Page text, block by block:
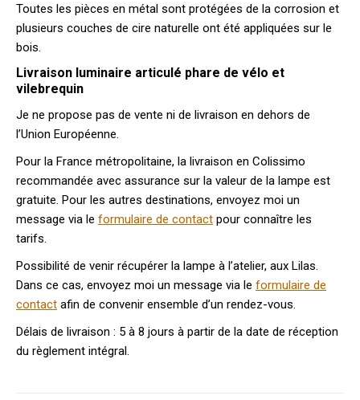
Toutes les pièces en métal sont protégées de la corrosion et
plusieurs couches de cire naturelle ont été appliquées sur le
bois.
Livraison luminaire articulé phare de vélo et
vilebrequin
Je ne propose pas de vente ni de livraison en dehors de
l’Union Européenne.
Pour la France métropolitaine, la livraison en Colissimo
recommandée avec assurance sur la valeur de la lampe est
gratuite. Pour les autres destinations, envoyez moi un
message via le formulaire de contact pour connaître les
tarifs.
Possibilité de venir récupérer la lampe à l’atelier, aux Lilas.
Dans ce cas, envoyez moi un message via le formulaire de
contact afin de convenir ensemble d’un rendez-vous.
Délais de livraison : 5 à 8 jours à partir de la date de réception
du règlement intégral.